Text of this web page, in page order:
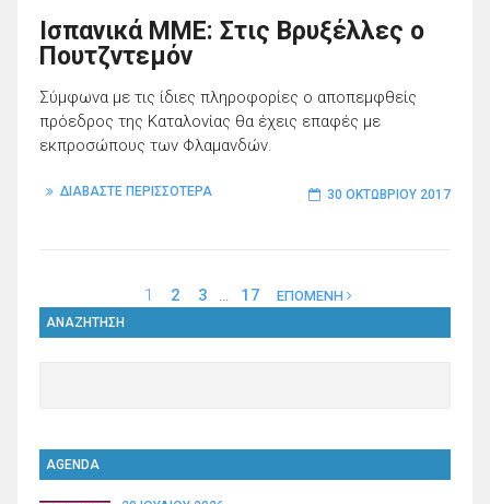
Ισπανικά ΜΜΕ: Στις Βρυξέλλες ο
Πουτζντεμόν
Σύμφωνα με τις ίδιες πληροφορίες ο αποπεμφθείς
πρόεδρος της Καταλονίας θα έχεις επαφές με
εκπροσώπους των Φλαμανδών.
ΔΙΑΒΑΣΤΕ ΠΕΡΙΣΣΟΤΕΡΑ 30 ΟΚΤΩΒΡΊΟΥ 2017
1 2 3 … 17 ΕΠΟΜΕΝΗ
ΑΝΑΖΗΤΗΣΗ
AGENDA